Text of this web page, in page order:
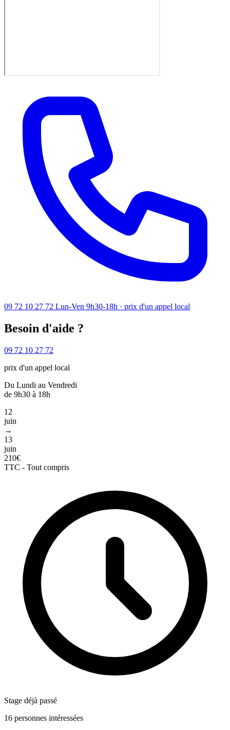
09 72 10 27 72 Lun-Ven 9h30-18h · prix d'un appel local
Besoin d'aide ?
09 72 10 27 72
prix d'un appel local
Du Lundi au Vendredi
de 9h30 à 18h
12
juin
→
13
juin
210€
TTC - Tout compris
Stage déjà passé
16 personnes intéressées